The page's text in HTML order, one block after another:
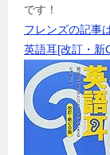
です！
フレンズの記事
英語耳[改訂・新